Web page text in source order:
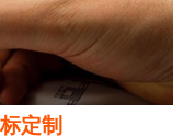
定制